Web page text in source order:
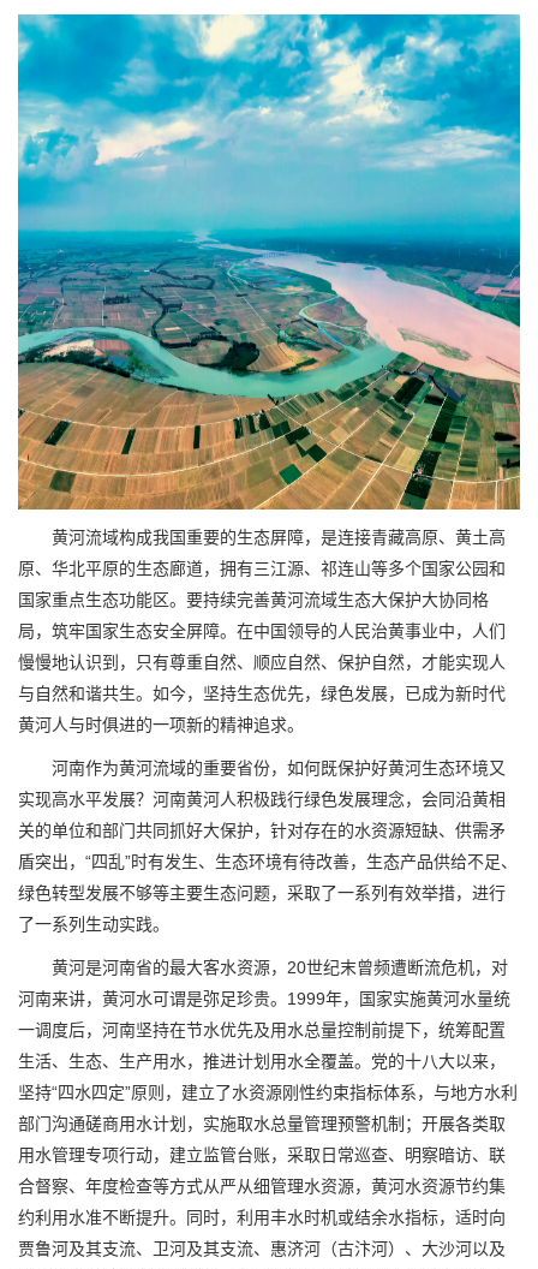
黄河流域构成我国重要的生态屏障，是连接青藏高原、黄土高
原、华北平原的生态廊道，拥有三江源、祁连山等多个国家公园和
国家重点生态功能区。要持续完善黄河流域生态大保护大协同格
局，筑牢国家生态安全屏障。在中国领导的人民治黄事业中，人们
慢慢地认识到，只有尊重自然、顺应自然、保护自然，才能实现人
与自然和谐共生。如今，坚持生态优先，绿色发展，已成为新时代
黄河人与时俱进的一项新的精神追求。
河南作为黄河流域的重要省份，如何既保护好黄河生态环境又
实现高水平发展？河南黄河人积极践行绿色发展理念，会同沿黄相
关的单位和部门共同抓好大保护，针对存在的水资源短缺、供需矛
盾突出，“四乱”时有发生、生态环境有待改善，生态产品供给不足、
绿色转型发展不够等主要生态问题，采取了一系列有效举措，进行
了一系列生动实践。
黄河是河南省的最大客水资源，20世纪末曾频遭断流危机，对
河南来讲，黄河水可谓是弥足珍贵。1999年，国家实施黄河水量统
一调度后，河南坚持在节水优先及用水总量控制前提下，统筹配置
生活、生态、生产用水，推进计划用水全覆盖。党的十八大以来，
坚持“四水四定”原则，建立了水资源刚性约束指标体系，与地方水利
部门沟通磋商用水计划，实施取水总量管理预警机制；开展各类取
用水管理专项行动，建立监管台账，采取日常巡查、明察暗访、联
合督察、年度检查等方式从严从细管理水资源，黄河水资源节约集
约利用水准不断提升。同时，利用丰水时机或结余水指标，适时向
贾鲁河及其支流、卫河及其支流、惠济河（古汴河）、大沙河以及